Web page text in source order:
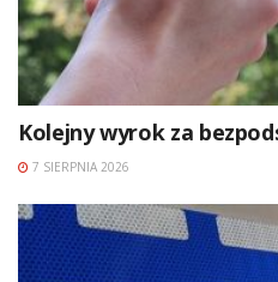
Kolejny wyrok za
7 SIERPNIA 2026